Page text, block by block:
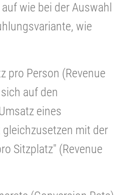
wie bei der Auswahl
wie
pro Person (Revenue
auf den
eines
mit der
Sitzplatz" (Revenue